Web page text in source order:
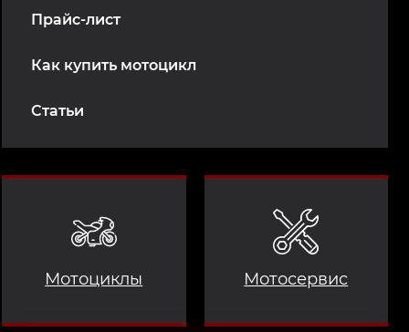
Прайс-лист
Как купить мотоцикл
Статьи
Мотоциклы Мотосервис